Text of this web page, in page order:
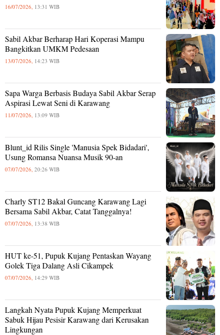
16/07/2026, 13:31 WIB
Sabil Akbar Berharap Hari Koperasi Mampu
Bangkitkan UMKM Pedesaan
13/07/2026, 14:23 WIB
Sapa Warga Berbasis Budaya Sabil Akbar Serap
Aspirasi Lewat Seni di Karawang
11/07/2026, 13:09 WIB
Blunt_id Rilis Single 'Manusia Spek Bidadari',
Usung Romansa Nuansa Musik 90-an
07/07/2026, 20:26 WIB
Charly ST12 Bakal Guncang Karawang Lagi
Bersama Sabil Akbar, Catat Tanggalnya!
07/07/2026, 13:38 WIB
HUT ke-51, Pupuk Kujang Pentaskan Wayang
Golek Tiga Dalang Asli Cikampek
07/07/2026, 14:29 WIB
Langkah Nyata Pupuk Kujang Memperkuat
Sabuk Hijau Pesisir Karawang dari Kerusakan
Lingkungan